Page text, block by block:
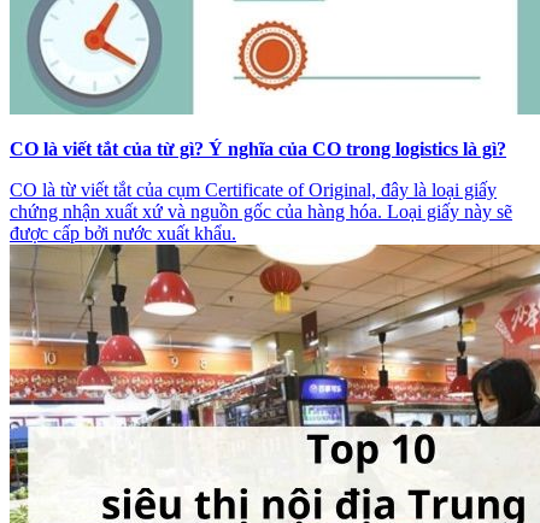
CO là viết tắt của từ gì? Ý nghĩa của CO trong logistics là gì?
CO là từ viết tắt của cụm Certificate of Original, đây là loại giấy
chứng nhận xuất xứ và nguồn gốc của hàng hóa. Loại giấy này sẽ
được cấp bởi nước xuất khẩu.